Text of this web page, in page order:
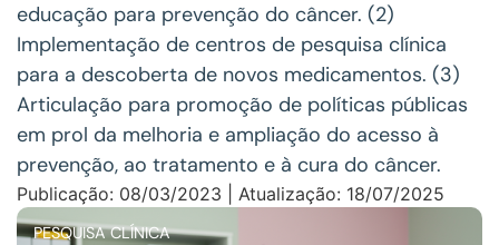
educação para prevenção do câncer. (2)
Implementação de centros de pesquisa clínica
para a descoberta de novos medicamentos. (3)
Articulação para promoção de políticas públicas
em prol da melhoria e ampliação do acesso à
prevenção, ao tratamento e à cura do câncer.
Publicação: 08/03/2023 | Atualização: 18/07/2025
PESQUISA CLÍNICA